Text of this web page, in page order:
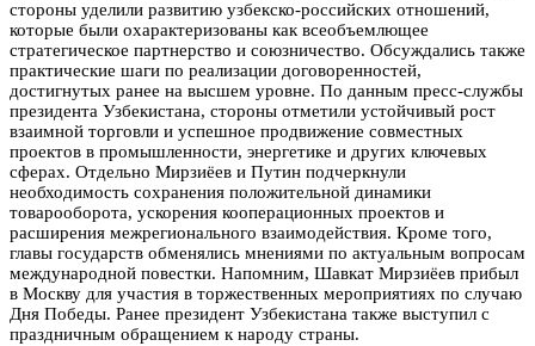
стороны уделили развитию узбекско-российских отношений,
которые были охарактеризованы как всеобъемлющее
стратегическое партнерство и союзничество. Обсуждались также
практические шаги по реализации договоренностей,
достигнутых ранее на высшем уровне. По данным пресс-службы
президента Узбекистана, стороны отметили устойчивый рост
взаимной торговли и успешное продвижение совместных
проектов в промышленности, энергетике и других ключевых
сферах. Отдельно Мирзиёев и Путин подчеркнули
необходимость сохранения положительной динамики
товарооборота, ускорения кооперационных проектов и
расширения межрегионального взаимодействия. Кроме того,
главы государств обменялись мнениями по актуальным вопросам
международной повестки. Напомним, Шавкат Мирзиёев прибыл
в Москву для участия в торжественных мероприятиях по случаю
Дня Победы. Ранее президент Узбекистана также выступил с
праздничным обращением к народу страны.